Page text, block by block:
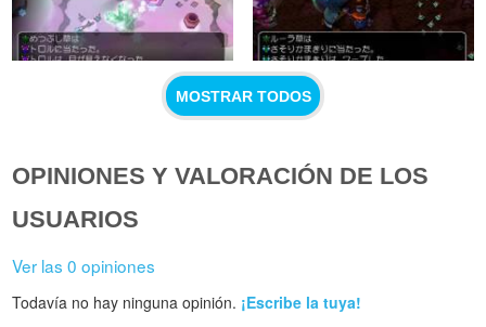
MOSTRAR TODOS
OPINIONES Y VALORACIÓN DE LOS
USUARIOS
Ver las 0 opiniones
Todavía no hay ninguna opinión. ¡Escribe la tuya!